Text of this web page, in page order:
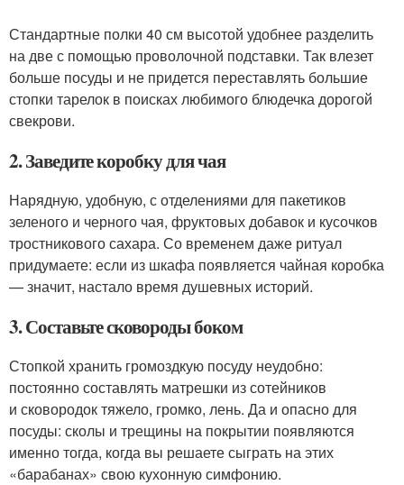
Стандартные полки 40 см высотой удобнее разделить
на две с помощью проволочной подставки. Так влезет
больше посуды и не придется переставлять большие
стопки тарелок в поисках любимого блюдечка дорогой
свекрови.
2. Заведите коробку для чая
Нарядную, удобную, с отделениями для пакетиков
зеленого и черного чая, фруктовых добавок и кусочков
тростникового сахара. Со временем даже ритуал
придумаете: если из шкафа появляется чайная коробка
— значит, настало время душевных историй.
3. Составьте сковороды боком
Стопкой хранить громоздкую посуду неудобно:
постоянно составлять матрешки из сотейников
и сковородок тяжело, громко, лень. Да и опасно для
посуды: сколы и трещины на покрытии появляются
именно тогда, когда вы решаете сыграть на этих
«барабанах» свою кухонную симфонию.